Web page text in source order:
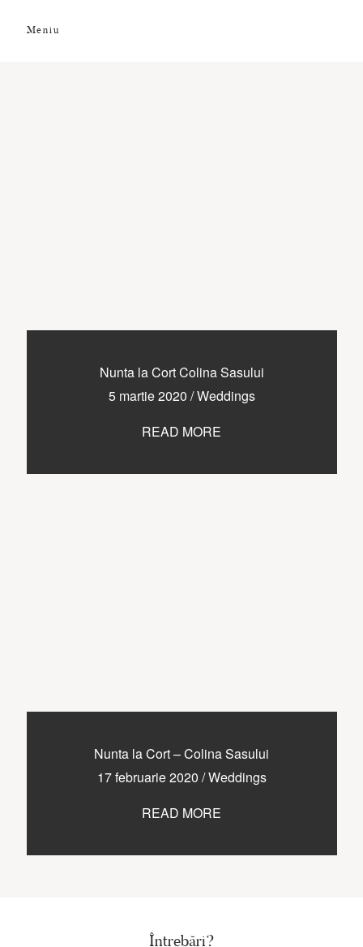
Meniu
Nunta la Cort Colina Sasului
5 martie 2020 /Weddings
READ MORE
Nunta la Cort – Colina Sasului
17 februarie 2020 /Weddings
READ MORE
CONTACT
Întrebări?